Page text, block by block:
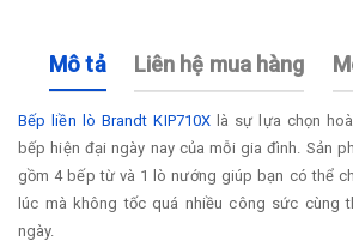
Mô tả Liên hệ mua hàng
Bếp liền lò Brandt KIP710X là sự lựa chọn
bếp hiện đại ngày nay của mỗi gia đình. Sản
gồm 4 bếp từ và 1 lò nướng giúp bạn có thể
lúc mà không tốc quá nhiều công sức cùng
ngày.